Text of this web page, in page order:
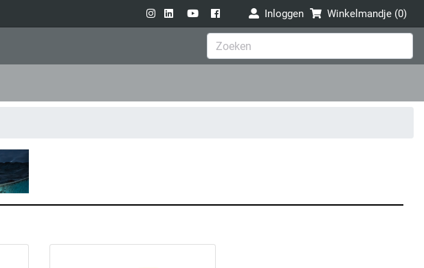
Inloggen Winkelmandje (0)